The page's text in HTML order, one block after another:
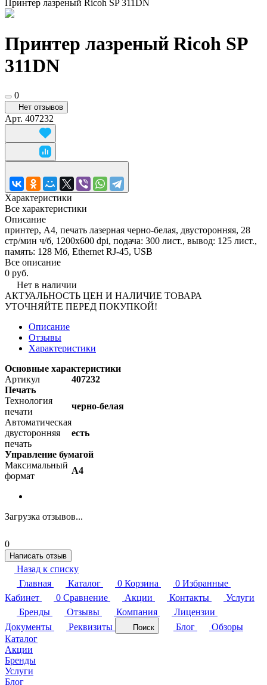
Принтер лазреный Ricoh SP 311DN
Принтер лазреный Ricoh SP
311DN
0
Нет отзывов
Арт. 407232
Характеристики
Все характеристики
Описание
принтер, A4, печать лазерная черно-белая, двусторонняя, 28
стр/мин ч/б, 1200x600 dpi, подача: 300 лист., вывод: 125 лист.,
память: 128 Мб, Ethernet RJ-45, USB
Все описание
0 руб.
Нет в наличии
АКТУАЛЬНОСТЬ ЦЕН И НАЛИЧИЕ ТОВАРА
УТОЧНЯЙТЕ ПЕРЕД ПОКУПКОЙ!
Описание
Отзывы
Характеристики
Основные характеристики
Артикул
407232
Печать
Технология
печати
черно-белая
Автоматическая
двусторонняя
печать
есть
Управление бумагой
Максимальный
формат
A4
Загрузка отзывов...
0
Написать отзыв
Назад к списку
Главная
Каталог 0 Корзина 0 Избранные
Кабинет
0 Сравнение Акции Контакты
Услуги
Бренды
Отзывы Компания
Лицензии
Документы
Реквизиты Поиск Блог
Обзоры
Каталог
Акции
Бренды
Услуги
Блог